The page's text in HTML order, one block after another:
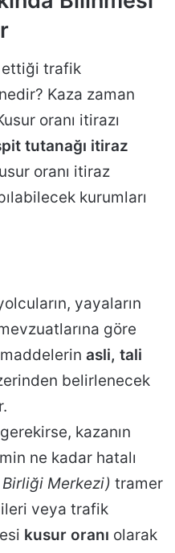
ettiği trafik
Kaza zaman
oranı itirazı
tutanağı itiraz
oranı itiraz
kurumları
yayaların
göre
asli, tali
belirlenecek
kazanın
ne kadar hatalı
Merkezi) tramer
veya trafik
kusur oranı olarak